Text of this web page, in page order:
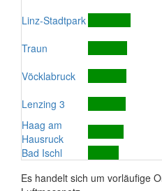
Linz-Stadtpark
Traun
Vöcklabruck
Lenzing 3
Haag am
Hausruck
Bad Ischl
Es handelt sich um vorläufige